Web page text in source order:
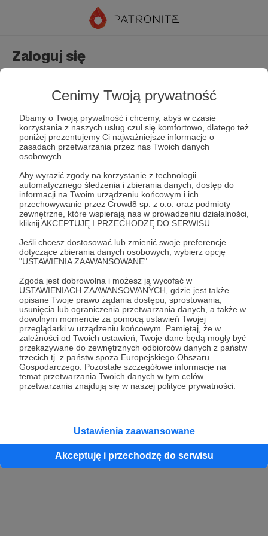
Cenimy Twoją prywatność
Dbamy o Twoją prywatność i chcemy, abyś w czasie
korzystania z naszych usług czuł się komfortowo, dlatego też
poniżej prezentujemy Ci najważniejsze informacje o
zasadach przetwarzania przez nas Twoich danych
osobowych.
Aby wyrazić zgody na korzystanie z technologii
automatycznego śledzenia i zbierania danych, dostęp do
informacji na Twoim urządzeniu końcowym i ich
przechowywanie przez Crowd8 sp. z o.o. oraz podmioty
zewnętrzne, które wspierają nas w prowadzeniu działalności,
kliknij AKCEPTUJĘ I PRZECHODZĘ DO SERWISU.
Jeśli chcesz dostosować lub zmienić swoje preferencje
dotyczące zbierania danych osobowych, wybierz opcję
"USTAWIENIA ZAAWANSOWANE".
Zgoda jest dobrowolna i możesz ją wycofać w
USTAWIENIACH ZAAWANSOWANYCH, gdzie jest także
opisane Twoje prawo żądania dostępu, sprostowania,
usunięcia lub ograniczenia przetwarzania danych, a także w
dowolnym momencie za pomocą ustawień Twojej
przeglądarki w urządzeniu końcowym. Pamiętaj, że w
zależności od Twoich ustawień, Twoje dane będą mogły być
przekazywane do zewnętrznych odbiorców danych z państw
trzecich tj. z państw spoza Europejskiego Obszaru
Gospodarczego. Pozostałe szczegółowe informacje na
temat przetwarzania Twoich danych w tym celów
przetwarzania znajdują się w naszej polityce prywatności.
Ustawienia zaawansowane
Akceptuję i przechodzę do serwisu
Zaloguj się
Zapamiętaj mnie Zapomniałeś hasła?
Zaloguj
lub
Kontynuuj z Google
Kontynuuj z Facebook
Kontynuuj z Apple
konta przez osobę niepełnoletnią” dostępny w regulaminie Patronite.pl